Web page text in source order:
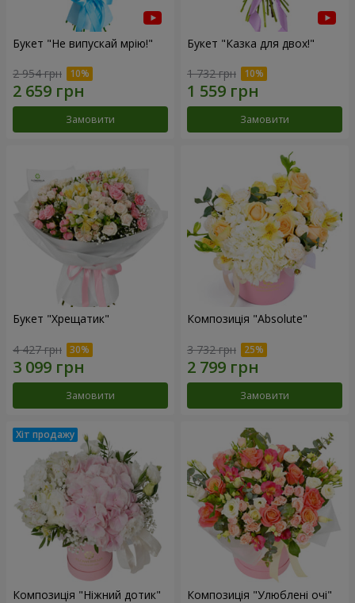
Букет "Не випускай мрію!"
2 954 грн
Замовити
Букет "Казка для двох!"
1 732 грн
Замовити
Букет "Хрещатик"
4 427 грн
Замовити
Композиція "Absolute"
3 732 грн
Замовити
Композиція "Ніжний дотик" Композиція "Улюблені очі"